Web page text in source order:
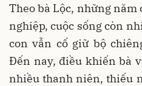
Theo bà Lộc, những năm
nghiệp, cuộc sống còn
con vẫn cố giữ bộ
Đến nay, điều khiến bà
nhiều thanh niên, thiếu